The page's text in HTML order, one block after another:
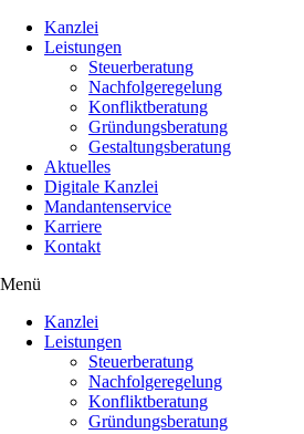
Kanzlei
Leistungen
Steuerberatung
Nachfolgeregelung
Konfliktberatung
Gründungsberatung
Gestaltungsberatung
Aktuelles
Digitale Kanzlei
Mandantenservice
Karriere
Kontakt
Menü
Kanzlei
Leistungen
Steuerberatung
Nachfolgeregelung
Konfliktberatung
Gründungsberatung